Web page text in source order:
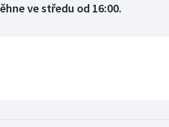
ve středu od 16:00.